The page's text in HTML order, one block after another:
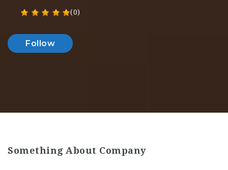
(0)
Follow
Something About Company